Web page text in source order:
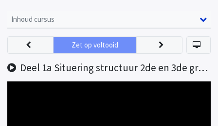
Inhoud cursus
Deel 1a Situering structuur 2de en 3de graad
Zet op voltooid